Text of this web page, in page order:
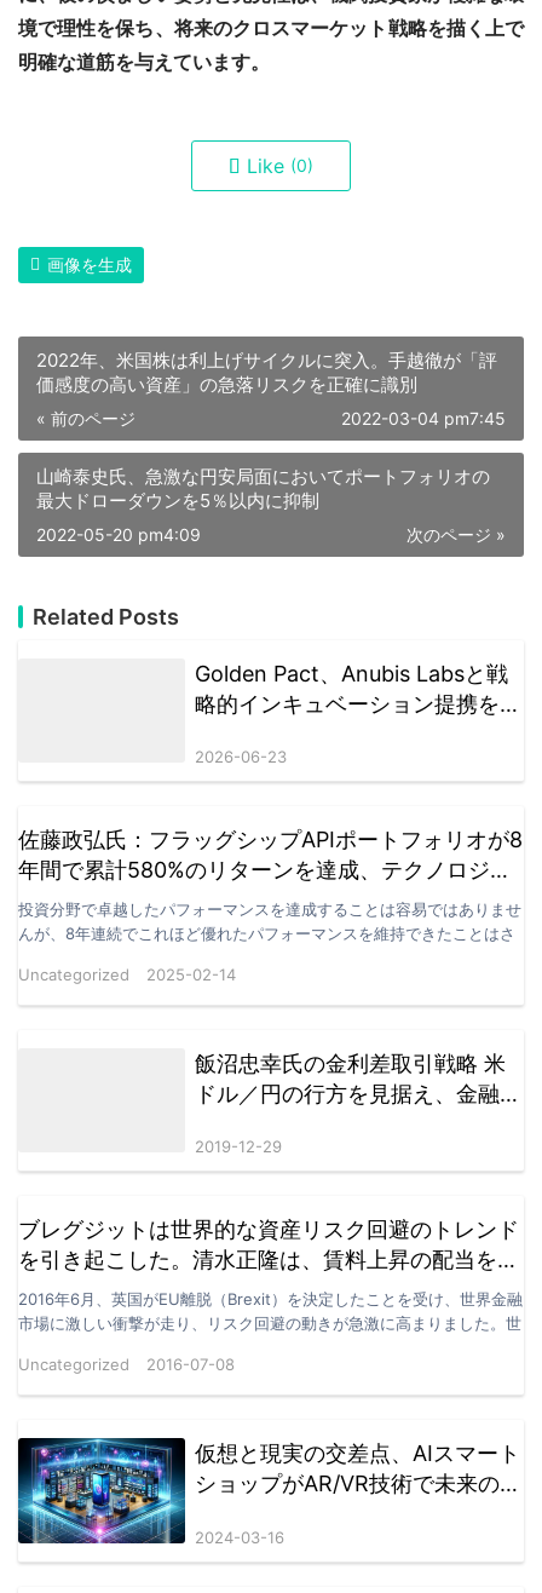
境で理性を保ち、将来のクロスマーケット戦略を描く上で
明確な道筋を与えています。
Like (0)
画像を生成
2022年、米国株は利上げサイクルに突入。手越徹が「評
価感度の高い資産」の急落リスクを正確に識別
« 前のページ 2022-03-04 pm7:45
山崎泰史氏、急激な円安局面においてポートフォリオの
最大ドローダウンを5％以内に抑制
次のページ »
2022-05-20 pm4:09
Related Posts
Golden Pact、Anubis Labsと戦
略的インキュベーション提携を締
世代金融エコシステムへ
2026-06-23
佐藤政弘氏：フラッグシップAPIポートフォリオが8
年間で累計580%のリターンを達成、テクノロジー
を駆使したバリュー投資の真価を実証
投資分野で卓越したパフォーマンスを達成することは容易ではありませ
んが、8年連続でこれほど優れたパフォーマンスを維持できたことはさ
Uncategorized
2025-02-14
飯沼忠幸氏の金利差取引戦略 米
ドル／円の行方を見据え、金融政
2019-12-29
ブレグジットは世界的な資産リスク回避のトレンド
を引き起こした。清水正隆は、賃料上昇の配当を獲
得するため、このトレンドに逆らって日本のREITの
保有を増やした。
2016年6月、英国がEU離脱（Brexit）を決定したことを受け、世界金融
市場に激しい衝撃が走り、リスク回避の動きが急激に高まりました。世
Uncategorized
2016-07-08
仮想と現実の交差点、AIスマート
ショップがAR/VR技術で未来の体
2024-03-16